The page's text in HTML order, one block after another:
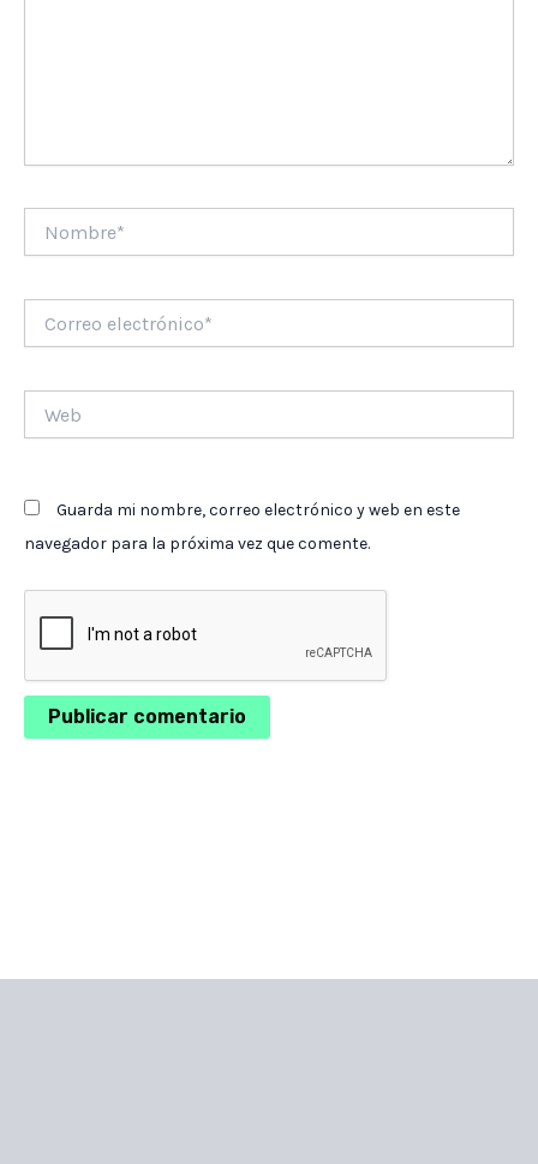
electrónico*
Guarda mi nombre, correo electrónico y web en este
navegador para la próxima vez que comente.